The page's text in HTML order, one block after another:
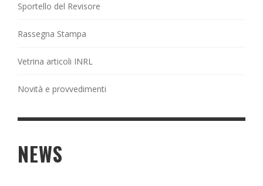
Sportello del Revisore
Rassegna Stampa
Vetrina articoli INRL
Novità e provvedimenti
NEWS